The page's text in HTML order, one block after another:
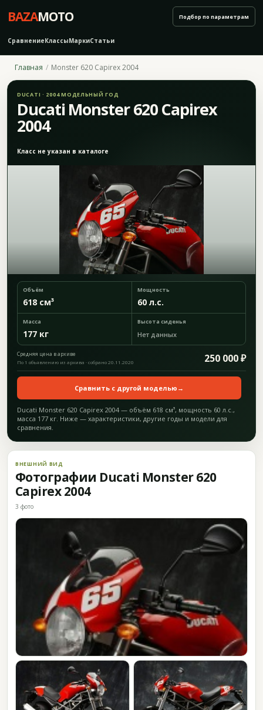
BAZAMOTO
СравнениеКлассыМаркиСтатьи
Подбор по параметрам
Главная Monster 620 Capirex 2004
DUCATI · 2004 МОДЕЛЬНЫЙ ГОД
Ducati Monster 620 Capirex
2004
Класс не указан в каталоге
Объём
618 см³
Мощность
60 л.с.
Масса
177 кг
Высота сиденья
Нет данных
Средняя цена в архиве 250 000 ₽
По 1 объявлению из архива · собрано 20.11.2020
Сравнить с другой моделью →
Ducati Monster 620 Capirex 2004 — объём 618 см³, мощность 60 л.с.,
масса 177 кг. Ниже — характеристики, другие годы и модели для
сравнения.
ВНЕШНИЙ ВИД
Фотографии Ducati Monster 620
Capirex 2004
3 фото